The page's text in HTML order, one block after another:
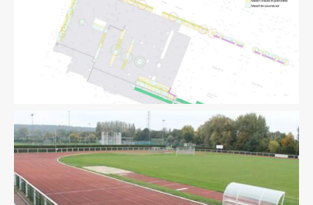
Équipement Sportif Paysage
Équipement Sportif Pilotage D'opération / MOEX